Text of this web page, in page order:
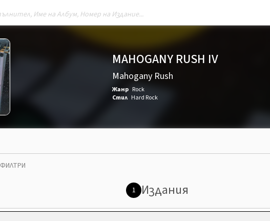
MAHOGANY RUSH IV
Mahogany Rush
Жанр Rock
Стил Hard Rock
ФИЛТРИ
1 Издания